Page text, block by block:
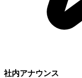
社内アナウンス